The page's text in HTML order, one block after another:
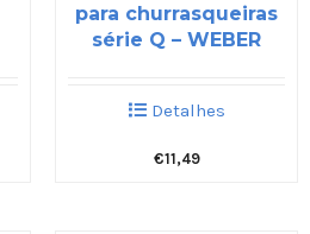
para churrasqueiras
série Q – WEBER
Detalhes
€11,49